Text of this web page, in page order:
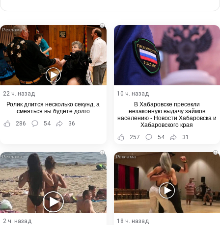
i
22 ч. назад
Ролик длится несколько секунд, а
смеяться вы будете долго
286
54 36
10 ч. назад
В Хабаровске пресекли
незаконную выдачу займов
населению - Новости Хабаровска и
Хабаровского края
257
54 31
i
2 ч. назад
i
18 ч. назад